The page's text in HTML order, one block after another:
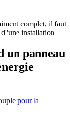
complet, il faut
installation
un panneau